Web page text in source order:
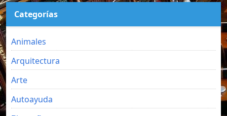
Categorías
Animales
Arquitectura
Arte
Autoayuda